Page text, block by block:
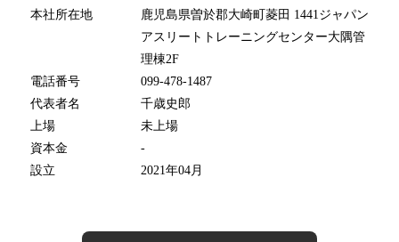
本社所在地
鹿児島県曽於郡大崎町菱田 1441ジャパン
アスリートトレーニングセンター大隅管
理棟2F
電話番号
099-478-1487
代表者名
千歳史郎
上場
未上場
資本金
-
設立
2021年04月